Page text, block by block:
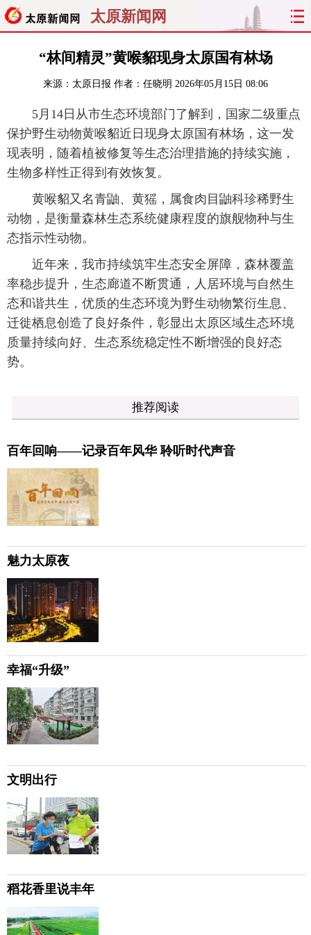
太原新闻网
首页 聚焦 太原 山西
经济 关注 文明 出行
纵横 曝光 综合 专题
旅游 理财 政务 教育
看天下 晋月读 最太原 网罗民生
太原日报 太原晚报 社区
“林间精灵”黄喉貂现身太原国有林场
来源： 太原日报 作者：任晓明 2026年05月15日 08:06
5月14日从市生态环境部门了解到，国家二级重点
保护野生动物黄喉貂近日现身太原国有林场，这一发
现表明，随着植被修复等生态治理措施的持续实施，
生物多样性正得到有效恢复。
黄喉貂又名青鼬、黄猺，属食肉目鼬科珍稀野生
动物，是衡量森林生态系统健康程度的旗舰物种与生
态指示性动物。
近年来，我市持续筑牢生态安全屏障，森林覆盖
率稳步提升，生态廊道不断贯通，人居环境与自然生
态和谐共生，优质的生态环境为野生动物繁衍生息、
迁徙栖息创造了良好条件，彰显出太原区域生态环境
质量持续向好、生态系统稳定性不断增强的良好态
势。
推荐阅读
百年回响——记录百年风华 聆听时代声音
魅力太原夜
幸福“升级”
文明出行
稻花香里说丰年